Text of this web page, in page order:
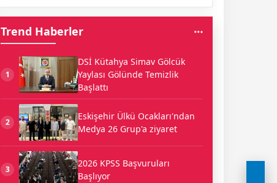
Trend Haberler
1
DSİ Kütahya Simav Gölcük
Yaylası Gölünde Temizlik
Başlattı
2
Eskişehir Ülkü Ocakları'ndan
Medya 26 Grup'a ziyaret
3
2026 KPSS Başvuruları
Başlıyor